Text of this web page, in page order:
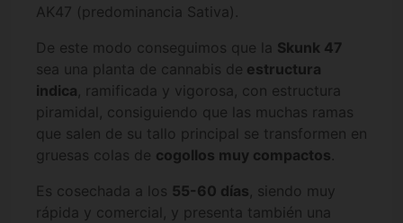
AK47 (predominancia Sativa).
De este modo conseguimos que la Skunk 47
sea una planta de cannabis de estructura
indica , ramificada y vigorosa, con estructura
piramidal, consiguiendo que las muchas ramas
que salen de su tallo principal se transformen en
gruesas colas de cogollos muy compactos
Es cosechada a los 55-60 días , siendo muy
rápida y comercial, y presenta también una